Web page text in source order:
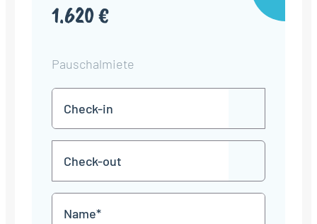
1.620 €
Pauschalmiete
in
TT
Punkt
MM
JJJJ
TT
Punkt
MM
JJJJ